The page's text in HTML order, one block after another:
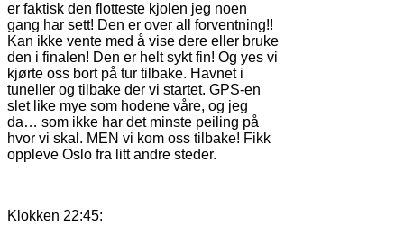
er faktisk den flotteste kjolen jeg noen
gang har sett! Den er over all forventning!!
Kan ikke vente med å vise dere eller bruke
den i finalen! Den er helt sykt fin! Og yes vi
kjørte oss bort på tur tilbake. Havnet i
tuneller og tilbake der vi startet. GPS-en
slet like mye som hodene våre, og jeg
da… som ikke har det minste peiling på
hvor vi skal. MEN vi kom oss tilbake! Fikk
oppleve Oslo fra litt andre steder.
Klokken 22:45: